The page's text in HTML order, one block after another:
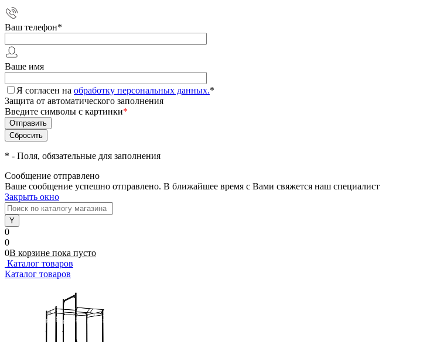
Ваш телефон*
Ваше имя
Я согласен на обработку персональных данных.*
Защита от автоматического заполнения
Введите символы с картинки*
* - Поля, обязательные для заполнения
Сообщение отправлено
Ваше сообщение успешно отправлено. В ближайшее время с Вами свяжется наш специалист
Закрыть окно
0
0
0В корзине пока пусто
Каталог товаров
Каталог товаров